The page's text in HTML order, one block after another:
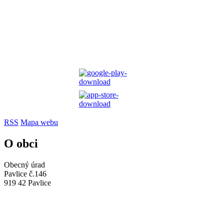
RSS Mapa webu
O obci
Obecný úrad
Pavlice č.146
919 42 Pavlice